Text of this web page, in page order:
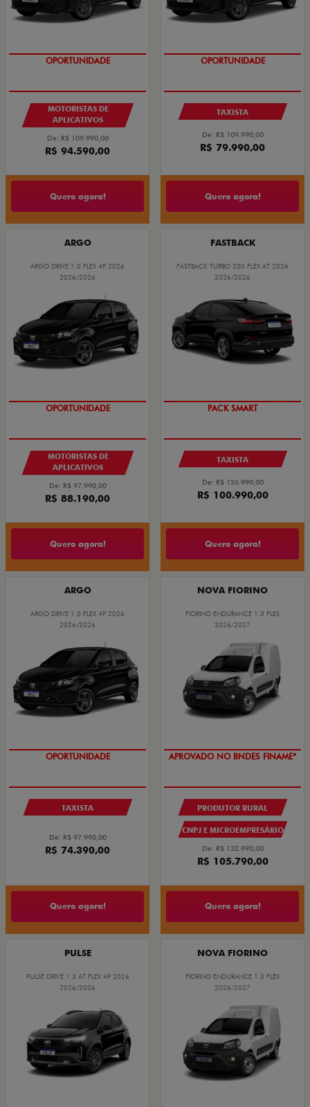
OPORTUNIDADE
MOTORISTAS DE
APLICATIVOS
De: R$ 109.990,00
R$ 94.590,00
Quero agora!
OPORTUNIDADE
TAXISTA
De: R$ 109.990,00
R$ 79.990,00
Quero agora!
ARGO
ARGO DRIVE 1.0 FLEX 4P 2026
2026/2026
OPORTUNIDADE
MOTORISTAS DE
APLICATIVOS
De: R$ 97.990,00
R$ 88.190,00
Quero agora!
FASTBACK
FASTBACK TURBO 200 FLEX AT 2026
2026/2026
PACK SMART
TAXISTA
De: R$ 126.990,00
R$ 100.990,00
Quero agora!
ARGO
ARGO DRIVE 1.0 FLEX 4P 2026
2026/2026
OPORTUNIDADE
TAXISTA
De: R$ 97.990,00
R$ 74.390,00
Quero agora!
NOVA FIORINO
FIORINO ENDURANCE 1.3 FLEX
2026/2027
APROVADO NO BNDES FINAME*
PRODUTOR RURAL
CNPJ E MICROEMPRESÁRIO
De: R$ 132.990,00
R$ 105.790,00
Quero agora!
PULSE
PULSE DRIVE 1.3 AT FLEX 4P 2026
2026/2026
NOVA FIORINO
FIORINO ENDURANCE 1.3 FLEX
2026/2027